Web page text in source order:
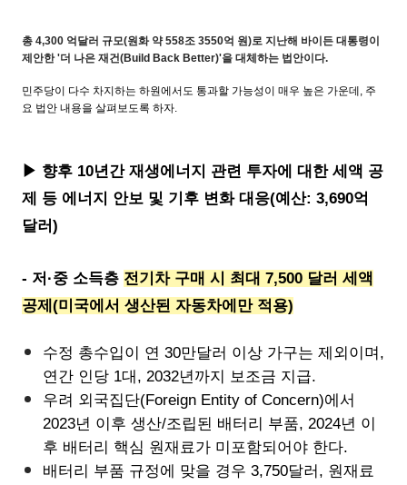
총 4,300 억달러 규모(원화 약 558조 3550억 원)로 지난해 바이든 대통령이
제안한 '더 나은 재건(Build Back Better)'을 대체하는 법안이다.
민주당이 다수 차지하는 하원에서도 통과할 가능성이 매우 높은 가운데, 주
요 법안 내용을 살펴보도록 하자.
▶ 향후 10년간 재생에너지 관련 투자에 대한 세액 공
제 등 에너지 안보 및 기후 변화 대응(예산: 3,690억
달러)
- 저·중 소득층 전기차 구매 시 최대 7,500 달러 세액
공제(미국에서 생산된 자동차에만 적용)
수정 총수입이 연 30만달러 이상 가구는 제외이며,
연간 인당 1대, 2032년까지 보조금 지급.
우려 외국집단(Foreign Entity of Concern)에서
2023년 이후 생산/조립된 배터리 부품, 2024년 이
후 배터리 핵심 원재료가 미포함되어야 한다.
배터리 부품 규정에 맞을 경우 3,750달러, 원재료